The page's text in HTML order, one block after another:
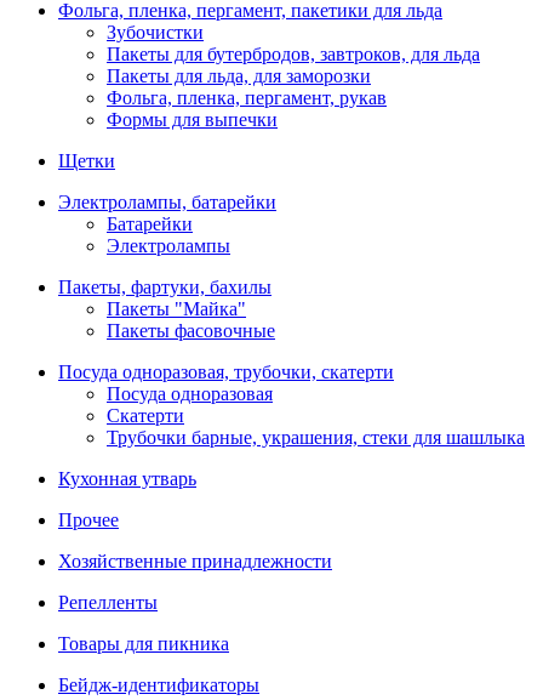
Фольга, пленка, пергамент, пакетики для льда
Зубочистки
Пакеты для бутербродов, завтроков, для льда
Пакеты для льда, для заморозки
Фольга, пленка, пергамент, рукав
Формы для выпечки
Щетки
Электролампы, батарейки
Батарейки
Электролампы
Пакеты, фартуки, бахилы
Пакеты "Майка"
Пакеты фасовочные
Посуда одноразовая, трубочки, скатерти
Посуда одноразовая
Скатерти
Трубочки барные, украшения, стеки для шашлыка
Кухонная утварь
Прочее
Хозяйственные принадлежности
Репелленты
Товары для пикника
Бейдж-идентификаторы